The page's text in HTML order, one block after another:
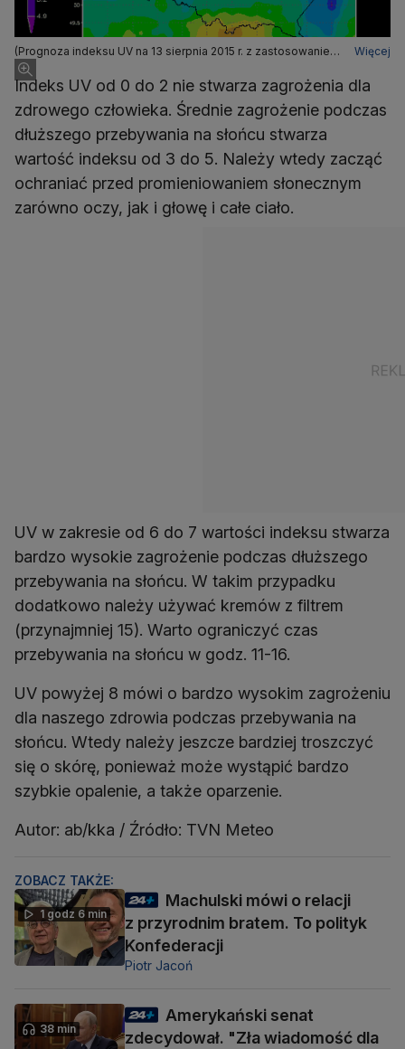
(Prognoza indeksu UV na 13 sierpnia 2015 r. z zastosowaniem
prognozy zachmurzenia (IMGW
Więcej
Indeks UV od 0 do 2 nie stwarza zagrożenia dla
zdrowego człowieka. Średnie zagrożenie podczas
dłuższego przebywania na słońcu stwarza
wartość indeksu od 3 do 5. Należy wtedy zacząć
ochraniać przed promieniowaniem słonecznym
zarówno oczy, jak i głowę i całe ciało.
UV w zakresie od 6 do 7 wartości indeksu stwarza
bardzo wysokie zagrożenie podczas dłuższego
przebywania na słońcu. W takim przypadku
dodatkowo należy używać kremów z filtrem
(przynajmniej 15). Warto ograniczyć czas
przebywania na słońcu w godz. 11-16.
UV powyżej 8 mówi o bardzo wysokim zagrożeniu
dla naszego zdrowia podczas przebywania na
słońcu. Wtedy należy jeszcze bardziej troszczyć
się o skórę, ponieważ może wystąpić bardzo
szybkie opalenie, a także oparzenie.
Autor: ab/kka / Źródło: TVN Meteo
ZOBACZ TAKŻE:
1 godz 6 min
Machulski mówi o relacji
z przyrodnim bratem. To polityk
Konfederacji
Piotr Jacoń
38 min
Amerykański senat
zdecydował. "Zła wiadomość dla